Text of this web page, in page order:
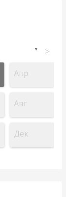
▼ >
Апр
Авг
Дек